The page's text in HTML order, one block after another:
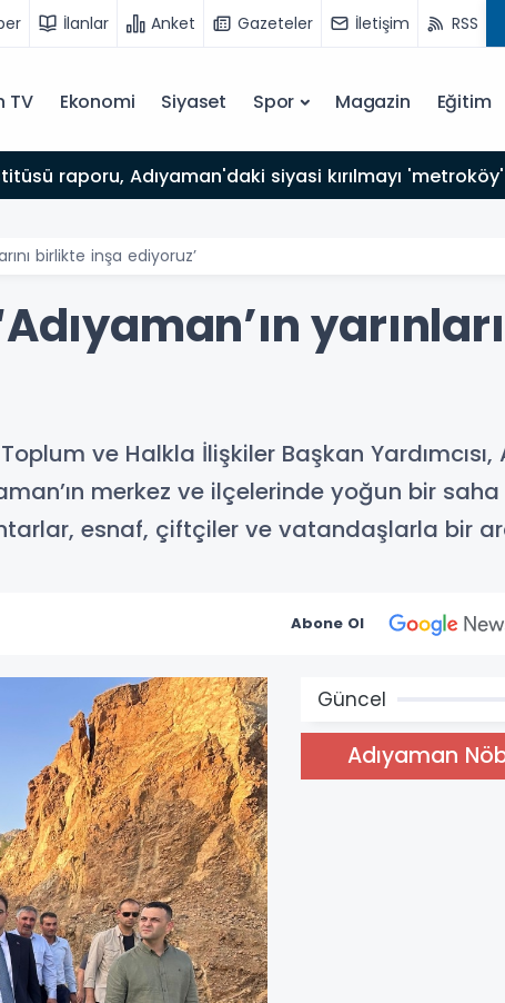
İlanlar Anket Gazeteler İletişim RSS
TV Ekonomi Siyaset Spor Magazin Eğitim
birlikte inşa ediyoruz’
ve Halkla İlişkiler Başkan Yardımcısı,
merkez ve ilçelerinde yoğun bir
esnaf, çiftçiler ve vatandaşlarla bir
Abone Ol
Güncel
Adıyaman